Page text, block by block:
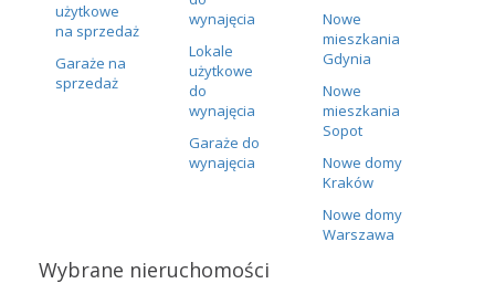
użytkowe
na sprzedaż
Garaże na
sprzedaż
wynajęcia
Lokale
użytkowe
do
wynajęcia
Garaże do
wynajęcia
Nowe
mieszkania
Gdynia
Nowe
mieszkania
Sopot
Nowe domy
Kraków
Nowe domy
Warszawa
Wybrane nieruchomości